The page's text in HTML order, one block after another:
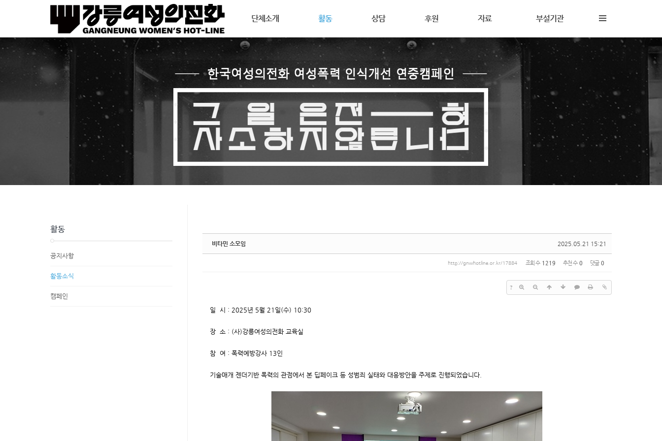
단체소개
강릉여성의전화는
목표
조직도
오시는길
활동
캠페인
상담
상담안내
여성주의상담이란
온라인 상담
후원
후원안내
회원활동
자원활동
자료
재정보고
갤러리
부설기관
해솔상담소
2025.05.21 15:21
비타민 소모임
http://gnwhotline.or.kr/17884 조회 수 1219 추천 수 0 댓글 0
?
일 시 : 2025년 5월 21일(수) 10:30
장 소 : (사)강릉여성의전화 교육실
참 여 : 폭력예방강사 13인
기술매개 젠더기반 폭력의 관점에서 본 딥페이크 등 성범죄 실태와 대응방안을 주제로 진행되었습니다.
활동
공지사항
활동소식
캠페인